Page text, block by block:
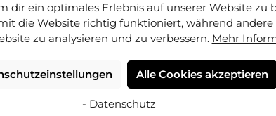
dir ein optimales Erlebnis auf unserer Website zu
die Website richtig funktioniert, während andere
zu analysieren und zu verbessern. Mehr
Alle Cookies akzeptieren
- Datenschutz